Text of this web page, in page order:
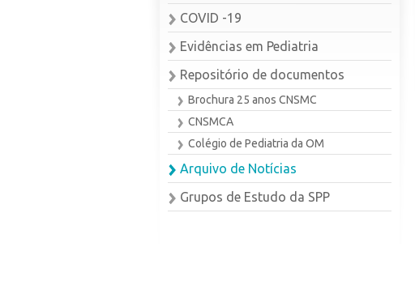
COVID -19
Evidências em Pediatria
Repositório de documentos
Brochura 25 anos CNSMC
CNSMCA
Colégio de Pediatria da OM
Arquivo de Notícias
Grupos de Estudo da SPP